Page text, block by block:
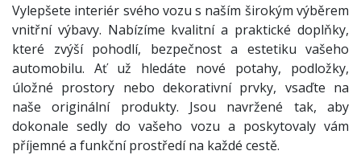
Vylepšete interiér svého vozu s naším širokým výběrem
vnitřní výbavy. Nabízíme kvalitní a praktické doplňky,
které zvýší pohodlí, bezpečnost a estetiku vašeho
automobilu. Ať už hledáte nové potahy, podložky,
úložné prostory nebo dekorativní prvky, vsaďte na
naše originální produkty. Jsou navržené tak, aby
dokonale sedly do vašeho vozu a poskytovaly vám
příjemné a funkční prostředí na každé cestě.